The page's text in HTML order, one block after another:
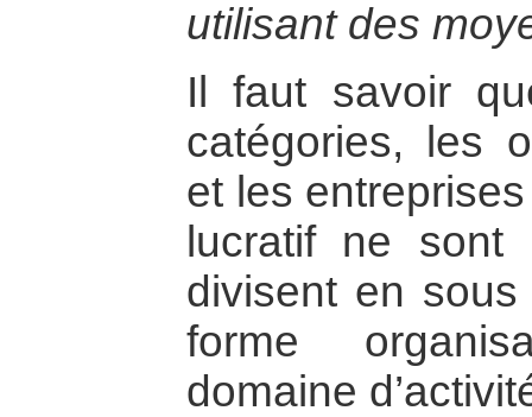
utilisant des
Il faut savoir
catégories, les
et les
lucratif ne
divisent en
forme
domaine